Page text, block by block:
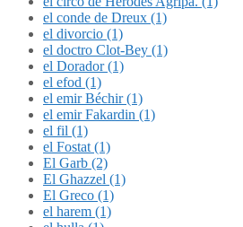
el conde de Dreux (1)
el divorcio (1)
el doctro Clot-Bey (1)
el Dorador (1)
el efod (1)
el emir Béchir (1)
el emir Fakardin (1)
el fil (1)
el Fostat (1)
El Garb (2)
El Ghazzel (1)
El Greco (1)
el harem (1)